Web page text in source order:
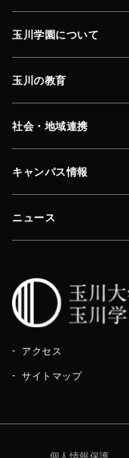
玉川学園について
玉川の教育
社会・地域連携
キャンパス情報
ニュース
アクセス
サイトマップ